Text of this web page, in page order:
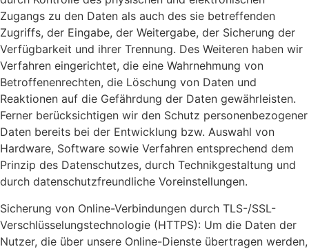
Zugangs zu den Daten als auch des sie betreffenden
Zugriffs, der Eingabe, der Weitergabe, der Sicherung der
Verfügbarkeit und ihrer Trennung. Des Weiteren haben wir
Verfahren eingerichtet, die eine Wahrnehmung von
Betroffenenrechten, die Löschung von Daten und
Reaktionen auf die Gefährdung der Daten gewährleisten.
Ferner berücksichtigen wir den Schutz personenbezogener
Daten bereits bei der Entwicklung bzw. Auswahl von
Hardware, Software sowie Verfahren entsprechend dem
Prinzip des Datenschutzes, durch Technikgestaltung und
durch datenschutzfreundliche Voreinstellungen.
Sicherung von Online-Verbindungen durch TLS-/SSL-
Verschlüsselungstechnologie (HTTPS): Um die Daten der
Nutzer, die über unsere Online-Dienste übertragen werden,